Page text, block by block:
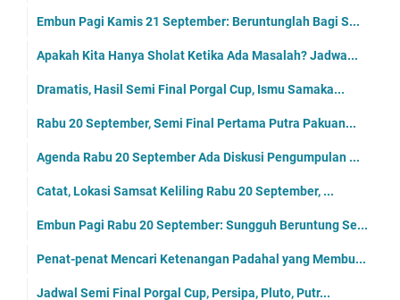
Embun Pagi Kamis 21 September: Beruntunglah Bagi S...
Apakah Kita Hanya Sholat Ketika Ada Masalah? Jadwa...
Dramatis, Hasil Semi Final Porgal Cup, Ismu Samaka...
Rabu 20 September, Semi Final Pertama Putra Pakuan...
Agenda Rabu 20 September Ada Diskusi Pengumpulan ...
Catat, Lokasi Samsat Keliling Rabu 20 September, ...
Embun Pagi Rabu 20 September: Sungguh Beruntung Se...
Penat-penat Mencari Ketenangan Padahal yang Membu...
Jadwal Semi Final Porgal Cup, Persipa, Pluto, Putr...